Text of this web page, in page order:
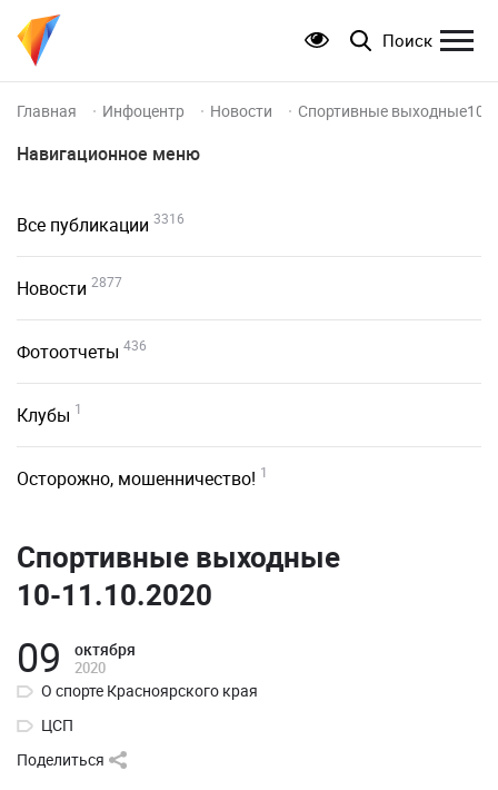
Поиск
Главная Инфоцентр Новости Спортивные выходные10-
Навигационное меню
Все публикации 3316
Новости 2877
Фотоотчеты 436
Клубы 1
Осторожно, мошенничество! 1
Спортивные выходные
10-11.10.2020
09 октября
2020
О спорте Красноярского края
ЦСП
Поделиться